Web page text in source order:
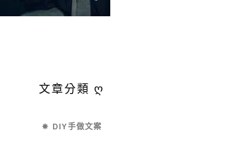
文章分類 ღ
✵ DIY手做文案